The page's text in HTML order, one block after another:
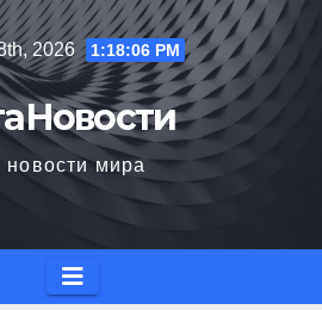
2026 1:18:07 PM
новости мира